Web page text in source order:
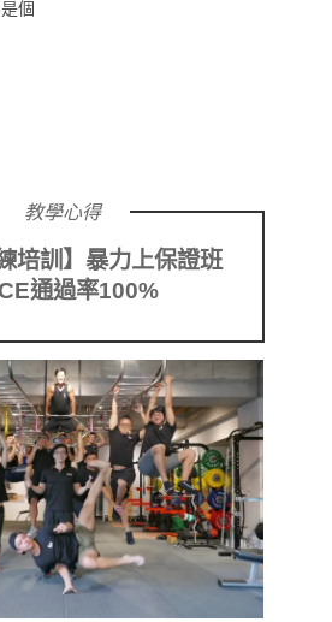
個
培訓】暴力上保證班
通過率100%
教學心得